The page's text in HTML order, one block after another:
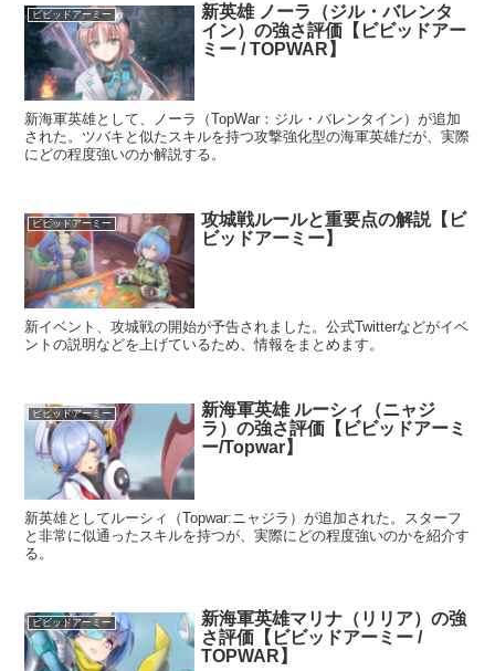
ビビッドアーミー
新英雄 ノーラ（ジル・バレンタ
イン）の強さ評価【ビビッドアー
ミー / TOPWAR】
新海軍英雄として、ノーラ（TopWar：ジル・バレンタイン）が追加
された。ツバキと似たスキルを持つ攻撃強化型の海軍英雄だが、実際
にどの程度強いのか解説する。
ビビッドアーミー
攻城戦ルールと重要点の解説【ビ
ビッドアーミー】
新イベント、攻城戦の開始が予告されました。公式Twitterなどがイベ
ントの説明などを上げているため、情報をまとめます。
ビビッドアーミー
新海軍英雄 ルーシィ（ニャジ
ラ）の強さ評価【ビビッドアーミ
ー/Topwar】
新英雄としてルーシィ（Topwar:ニャジラ）が追加された。スターフ
と非常に似通ったスキルを持つが、実際にどの程度強いのかを紹介す
る。
ビビッドアーミー
新海軍英雄マリナ（リリア）の強
さ評価【ビビッドアーミー /
TOPWAR】